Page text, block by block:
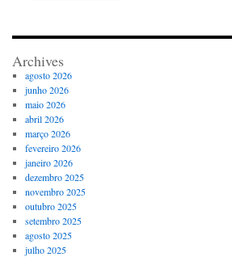
Archives
agosto 2026
junho 2026
maio 2026
abril 2026
março 2026
fevereiro 2026
janeiro 2026
dezembro 2025
novembro 2025
outubro 2025
setembro 2025
agosto 2025
julho 2025